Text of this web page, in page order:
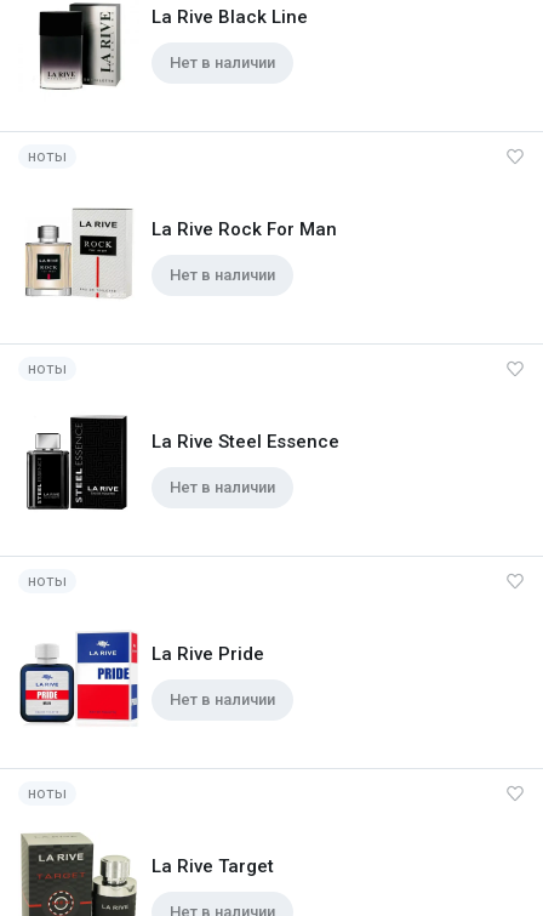
La Rive Black Line
Нет в наличии
ноты
La Rive Rock For Man
Нет в наличии
ноты
La Rive Steel Essence
Нет в наличии
ноты
La Rive Pride
Нет в наличии
ноты
La Rive Target
Нет в наличии